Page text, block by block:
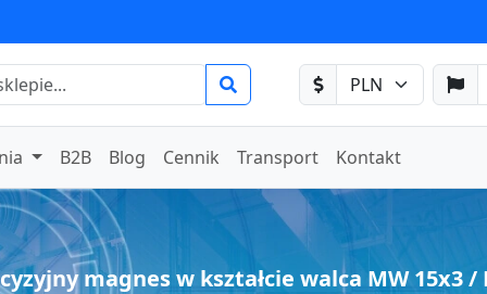
B2B Blog Cennik Transport Kontakt
magnes w kształcie walca MW 15x3 /